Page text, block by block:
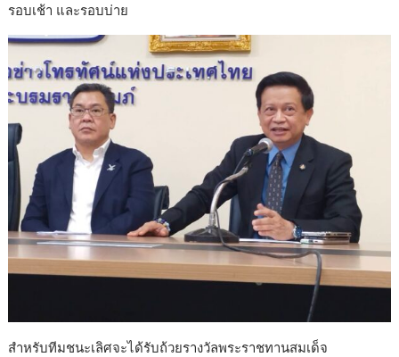
รอบเช้า และรอบบ่าย
สำหรับทีมชนะเลิศจะได้รับถ้วยรางวัลพระราชทานสมเด็จ